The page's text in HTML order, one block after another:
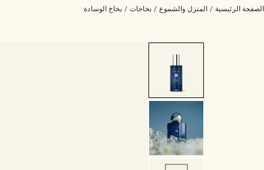
الصفحة الرئيسية / المنزل والشموع / بخاخات / بخاخ الوسادة